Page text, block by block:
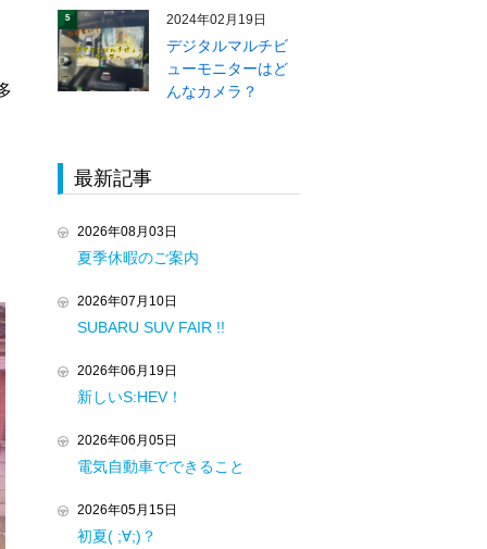
5 2024年02月19日
デジタルマルチビ
ューモニターはど
んなカメラ？
最新記事
2026年08月03日
夏季休暇のご案内
2026年07月10日
SUBARU SUV FAIR !!
2026年06月19日
新しいS:HEV！
2026年06月05日
電気自動車でできること
2026年05月15日
初夏( ;∀;)？